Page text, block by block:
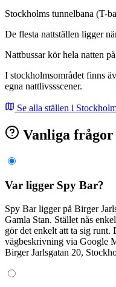
Stockholms tunnelbana (T-
De flesta nattställen ligger
Nattbussar kör hela natten
I stockholmsområdet finns
egna nattlivssscener.
Se alla ställen i
Vanliga
Var ligger Spy Bar?
Spy Bar ligger på Birger
Gamla Stan. Stället nås
gör det enkelt att ta sig runt.
vägbeskrivning via Google
Birger Jarlsgatan 20,